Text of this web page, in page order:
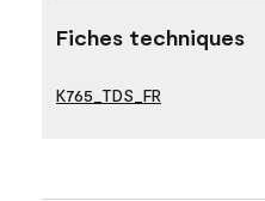
Fiches techniques
K765_TDS_FR